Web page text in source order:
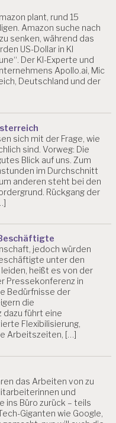
plant, rund 15
Amazon suche nach
senken, während das
US-Dollar in KI
Der KI-Experte und
Apollo.ai, Mic
Deutschland und der
sich mit der Frage, wie
sind. Vorweg: Die
Blick auf uns. Zum
im Durchschnitt
anderen steht bei den
Rückgang der
jedoch würden
unter den
heißt es von der
Pressekonferenz in
Bedürfnisse der
die
dazu führt eine
Flexibilisierung,
Arbeitszeiten, […]
das Arbeiten von zu
und
ins Büro zurück – teils
Giganten wie Google,